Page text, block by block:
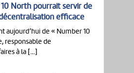
North pourrait servir de
efficace
aujourd’hui de « Number 10
responsable de
à la […]